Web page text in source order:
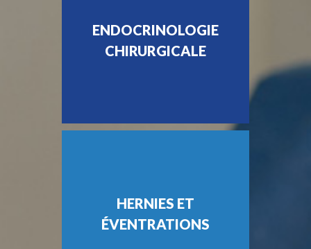
ENDOCRINOLOGIE
CHIRURGICALE
HERNIES ET
ÉVENTRATIONS